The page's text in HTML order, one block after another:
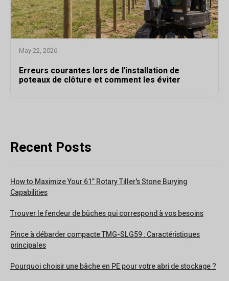
May 22, 2026
Erreurs courantes lors de l'installation de
poteaux de clôture et comment les éviter
Recent Posts
How to Maximize Your 61” Rotary Tiller's Stone Burying
Capabilities
Trouver le fendeur de bûches qui correspond à vos besoins
Pince à débarder compacte TMG-SLG59 : Caractéristiques
principales
Pourquoi choisir une bâche en PE pour votre abri de stockage ?